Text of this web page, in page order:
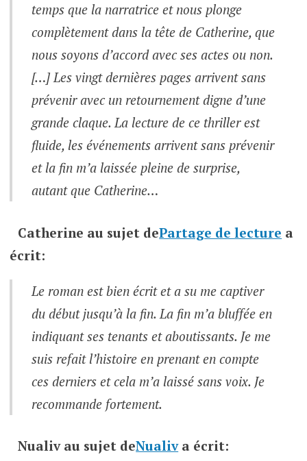
temps que la narratrice et nous plonge
complètement dans la tête de Catherine, que
nous soyons d’accord avec ses actes ou non.
[…] Les vingt dernières pages arrivent sans
prévenir avec un retournement digne d’une
grande claque. La lecture de ce thriller est
fluide, les événements arrivent sans prévenir
et la fin m’a laissée pleine de surprise,
autant que Catherine…
Catherine au sujet dePartage de lecture a
écrit:
Le roman est bien écrit et a su me captiver
du début jusqu’à la fin. La fin m’a bluffée en
indiquant ses tenants et aboutissants. Je me
suis refait l’histoire en prenant en compte
ces derniers et cela m’a laissé sans voix. Je
recommande fortement.
Nualivau sujet deNualiva écrit: